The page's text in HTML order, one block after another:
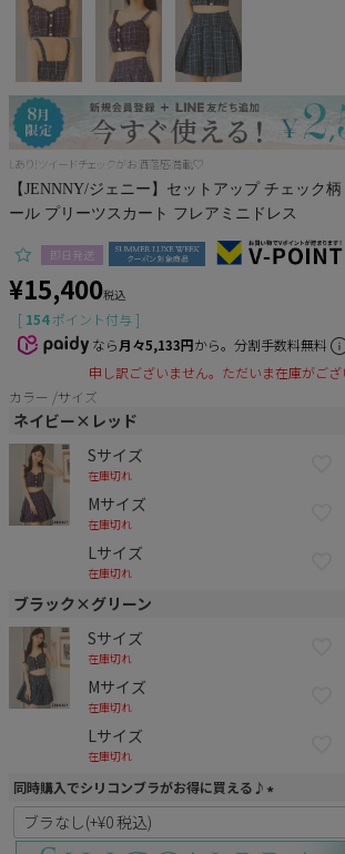
Lあり!ツイードチェックがお洒落感満載♡
【JENNNY/ジェニー】セットアップ チェック
ール プリーツスカート フレアミニドレス
即日発送
¥15,400税込
[ 154 ポイント付与 ]
なら月々5,133円から。分割手数料無料
申し訳ございません。ただいま在庫がござ
カラー
サイズ
ネイビー×レッド
Sサイズ
在庫切れ
Mサイズ
在庫切れ
Lサイズ
在庫切れ
ブラック×グリーン
Sサイズ
在庫切れ
Mサイズ
在庫切れ
Lサイズ
在庫切れ
同時購入でシリコンブラがお得に買える♪
(